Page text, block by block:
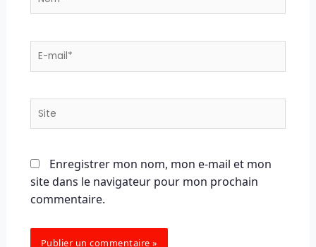
E-
Site
Enregistrer mon nom, mon e-mail et mon
site dans le navigateur pour mon prochain
commentaire.